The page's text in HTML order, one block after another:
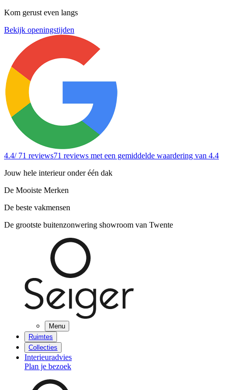
Kom gerust even langs
Bekijk openingstijden
4.4/ 71 reviews71 reviews met een gemiddelde waardering van 4.4
Jouw hele interieur onder één dak
De Mooiste Merken
De beste vakmensen
De grootste buitenzonwering showroom van Twente
Menu
Ruimtes
Collecties
Interieuradvies
Plan je bezoek